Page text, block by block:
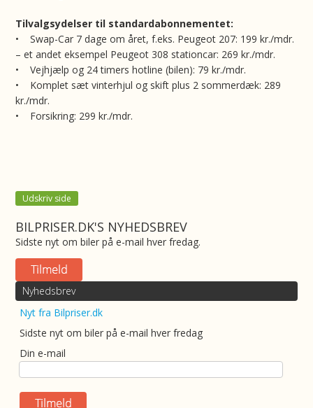
Tilvalgsydelser til standardabonnementet:
• Swap-Car 7 dage om året, f.eks. Peugeot 207: 199 kr./mdr.
– et andet eksempel Peugeot 308 stationcar: 269 kr./mdr.
• Vejhjælp og 24 timers hotline (bilen): 79 kr./mdr.
• Komplet sæt vinterhjul og skift plus 2 sommerdæk: 289
kr./mdr.
• Forsikring: 299 kr./mdr.
Udskriv side
BILPRISER.DK'S NYHEDSBREV
Sidste nyt om biler på e-mail hver fredag.
Nyhedsbrev
Nyt fra Bilpriser.dk
Sidste nyt om biler på e-mail hver fredag
Din e-mail